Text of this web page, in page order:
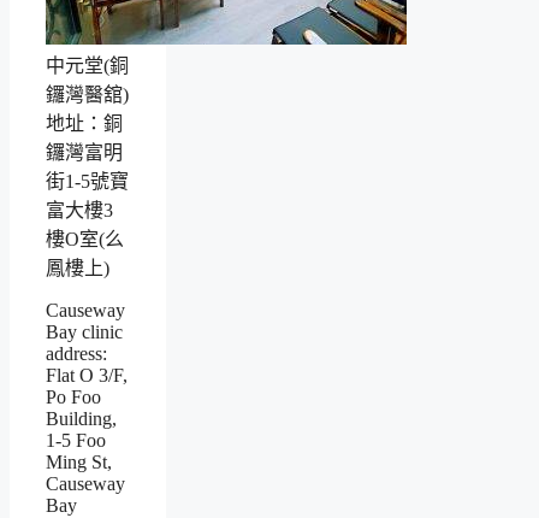
中元堂(銅
鑼灣醫舘)
地址：銅
鑼灣富明
街1-5號寶
富大樓3
樓O室(么
鳳樓上)
Causeway
Bay clinic
address:
Flat O 3/F,
Po Foo
Building,
1-5 Foo
Ming St,
Causeway
Bay